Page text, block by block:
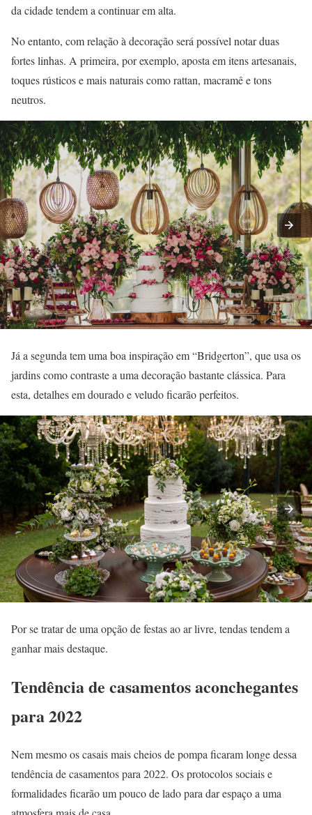
da cidade tendem a continuar em alta.
No entanto, com relação à decoração será possível notar duas
fortes linhas. A primeira, por exemplo, aposta em itens artesanais,
toques rústicos e mais naturais como rattan, macramê e tons
neutros.
Já a segunda tem uma boa inspiração em “Bridgerton”, que usa os
jardins como contraste a uma decoração bastante clássica. Para
esta, detalhes em dourado e veludo ficarão perfeitos.
Por se tratar de uma opção de festas ao ar livre, tendas tendem a
ganhar mais destaque.
Tendência de casamentos aconchegantes
para 2022
Nem mesmo os casais mais cheios de pompa ficaram longe dessa
tendência de casamentos para 2022. Os protocolos sociais e
formalidades ficarão um pouco de lado para dar espaço a uma